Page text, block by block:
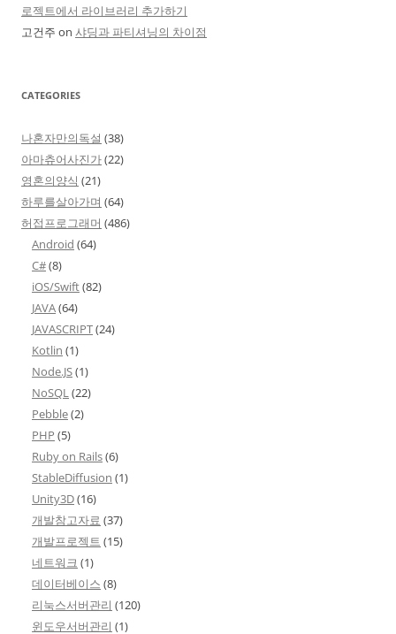
로젝트에서 라이브러리 추가하기
고건주 on 샤딩과 파티셔닝의 차이점
CATEGORIES
나혼자만의독설 (38)
아마츄어사진가(22)
영혼의양식 (21)
하루를살아가며 (64)
허접프로그래머 (486)
Android (64)
C#(8)
iOS/Swift(82)
JAVA(64)
JAVASCRIPT(24)
Kotlin (1)
Node.JS(1)
NoSQL(22)
Pebble(2)
PHP (5)
Ruby on Rails(6)
StableDiffusion (1)
Unity3D(16)
개발참고자료 (37)
개발프로젝트 (15)
네트워크 (1)
데이터베이스 (8)
리눅스서버관리 (120)
윈도우서버관리 (1)